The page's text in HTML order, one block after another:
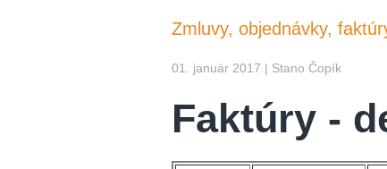
Zmluvy, objednávky,
01. január 2017 | Stano Čopík
Faktúry -